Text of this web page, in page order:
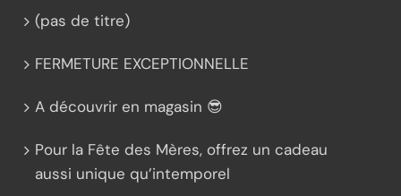
(pas de titre)
FERMETURE EXCEPTIONNELLE
A découvrir en magasin 😎
Pour la Fête des Mères, offrez un cadeau
aussi unique qu’intemporel